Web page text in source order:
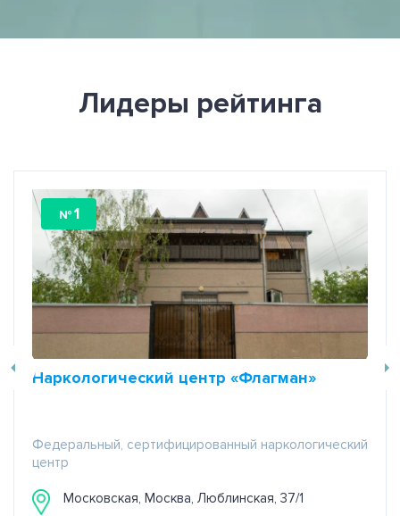
Лидеры рейтинга
№1
Наркологический центр «Флагман»
Федеральный, сертифицированный наркологический
центр
Московская, Москва, Люблинская, 37/1